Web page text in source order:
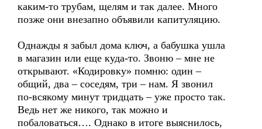
каким-то трубам, щелям и так далее. Много
позже они внезапно объявили капитуляцию.
Однажды я забыл дома ключ, а бабушка ушла
в магазин или еще куда-то. Звоню – мне не
открывают. «Кодировку» помню: один –
общий, два – соседям, три – нам. Я звонил
по-всякому минут тридцать – уже просто так.
Ведь нет же никого, так можно и
побаловаться…. Однако в итоге выяснилось,